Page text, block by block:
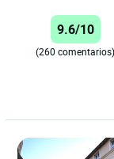
9.6/10
(260 comentarios)